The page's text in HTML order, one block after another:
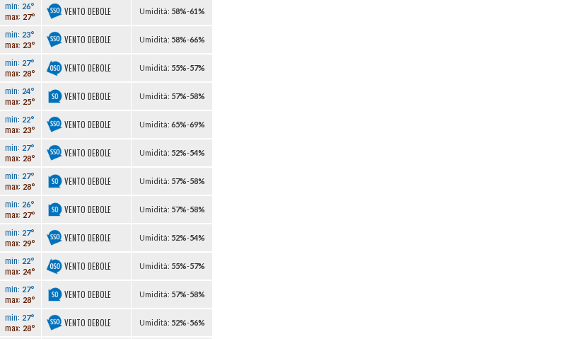
min: 26°
max: 27° VENTO DEBOLE Umidità: 58%-61%
min: 23°
max: 23° VENTO DEBOLE Umidità: 58%-66%
min: 27°
max: 28° VENTO DEBOLE Umidità: 55%-57%
min: 24°
max: 25° VENTO DEBOLE Umidità: 57%-58%
min: 22°
max: 23° VENTO DEBOLE Umidità: 65%-69%
min: 27°
max: 28° VENTO DEBOLE Umidità: 52%-54%
min: 27°
max: 28° VENTO DEBOLE Umidità: 57%-58%
min: 26°
max: 27° VENTO DEBOLE Umidità: 57%-58%
min: 27°
max: 29° VENTO DEBOLE Umidità: 52%-54%
min: 22°
max: 24° VENTO DEBOLE Umidità: 55%-57%
min: 27°
max: 28° VENTO DEBOLE Umidità: 57%-58%
min: 27°
max: 28° VENTO DEBOLE Umidità: 52%-56%